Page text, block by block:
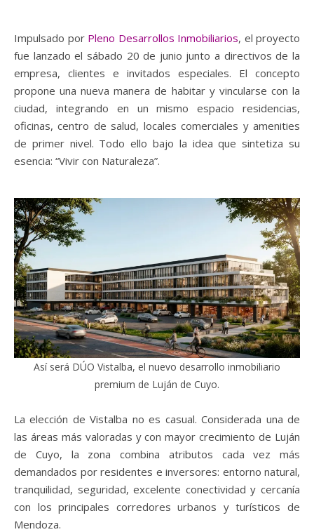
Impulsado por Pleno Desarrollos Inmobiliarios, el proyecto
fue lanzado el sábado 20 de junio junto a directivos de la
empresa, clientes e invitados especiales. El concepto
propone una nueva manera de habitar y vincularse con la
ciudad, integrando en un mismo espacio residencias,
oficinas, centro de salud, locales comerciales y amenities
de primer nivel. Todo ello bajo la idea que sintetiza su
esencia: “Vivir con Naturaleza”.
Así será DÚO Vistalba, el nuevo desarrollo inmobiliario
premium de Luján de Cuyo.
La elección de Vistalba no es casual. Considerada una de
las áreas más valoradas y con mayor crecimiento de Luján
de Cuyo, la zona combina atributos cada vez más
demandados por residentes e inversores: entorno natural,
tranquilidad, seguridad, excelente conectividad y cercanía
con los principales corredores urbanos y turísticos de
Mendoza.